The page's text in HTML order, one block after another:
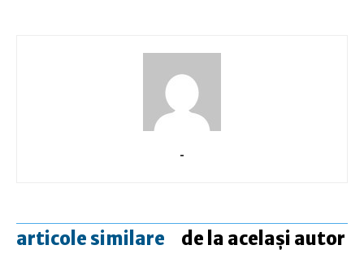
-
articole similare de la același autor